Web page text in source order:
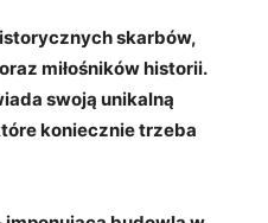
skarbów,
miłośników historii.
swoją unikalną
koniecznie ‍trzeba